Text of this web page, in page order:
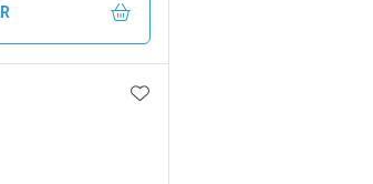
FECHAR
FECHAR
ADICIONAR AOS